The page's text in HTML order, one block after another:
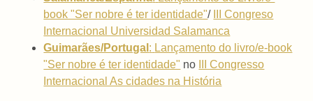
book "Ser nobre é ter identidade"/
III Congreso
Internacional Universidad Salamanca
Guimarães/Portugal : Lançamento do livro/e-book
"Ser nobre é ter identidade" no
III Congresso
Internacional As cidades na História